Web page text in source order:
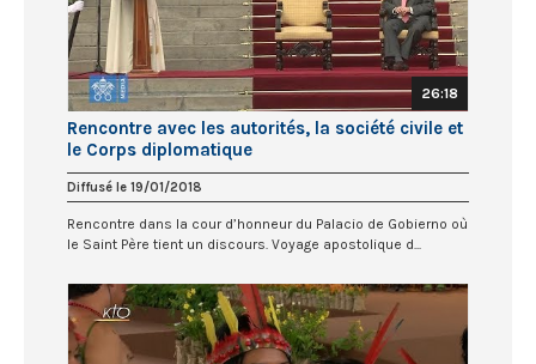
26:18
Rencontre avec les autorités, la société civile et
le Corps diplomatique
Diffusé le 19/01/2018
Rencontre dans la cour d’honneur du Palacio de Gobierno où
le Saint Père tient un discours. Voyage apostolique d...